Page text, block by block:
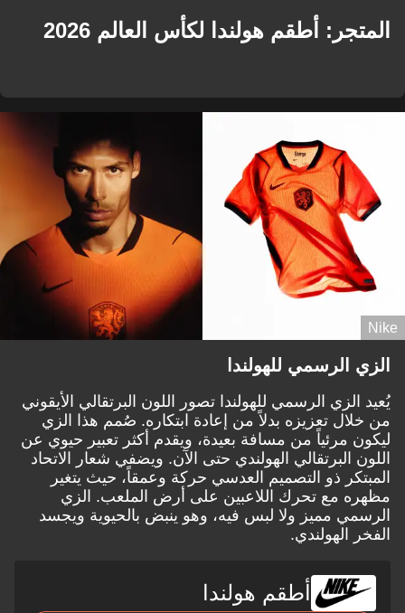
المتجر: أطقم هولندا لكأس العالم 2026
Nike
الزي الرسمي للهولندا
يُعيد الزي الرسمي للهولندا تصور اللون البرتقالي الأيقوني
من خلال تعزيزه بدلاً من إعادة ابتكاره. صُمم هذا الزي
ليكون مرئياً من مسافة بعيدة، ويقدم أكثر تعبير حيوي عن
اللون البرتقالي الهولندي حتى الآن. ويضفي شعار الاتحاد
المبتكر ذو التصميم العدسي حركة وعمقاً، حيث يتغير
مظهره مع تحرك اللاعبين على أرض الملعب. الزي
الرسمي مميز ولا لبس فيه، وهو ينبض بالحيوية ويجسد
الفخر الهولندي.
أطقم هولندا